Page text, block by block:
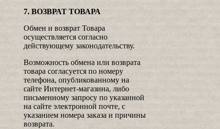
7. ВОЗВРАТ ТОВАРА
Обмен и возврат Товара
осуществляется согласно
действующему законодательству.
Возможность обмена или возврата
товара согласуется по номеру
телефона, опубликованному на
сайте Интернет-магазина, либо
письменному запросу по указанной
на сайте электронной почте, с
указанием номера заказа и причины
возврата.